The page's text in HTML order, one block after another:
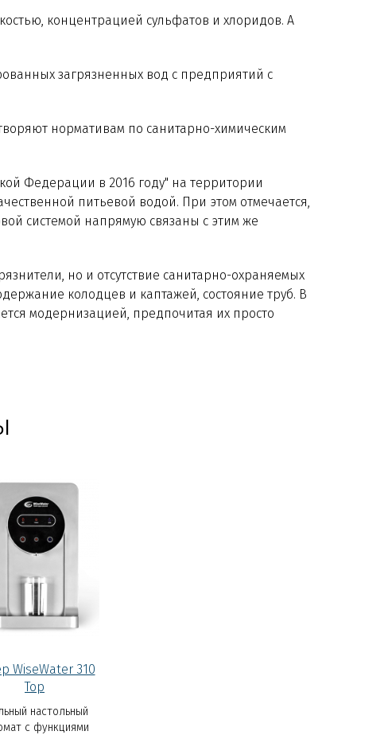
концентрацией сульфатов и хлоридов. А
загрязненных вод с предприятий с
нормативам по санитарно-химическим
Федерации в 2016 году" на территории
питьевой водой. При этом отмечается,
системой напрямую связаны с этим же
но и отсутствие санитарно-охраняемых
колодцев и каптажей, состояние труб. В
модернизацией, предпочитая их просто
WiseWater 310
Top
настольный
с функциями